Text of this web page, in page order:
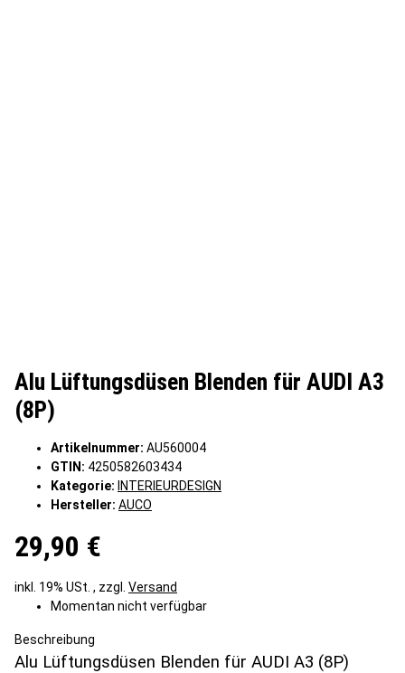
Alu Lüftungsdüsen Blenden für AUDI A3
(8P)
Artikelnummer: AU560004
GTIN: 4250582603434
Kategorie: INTERIEURDESIGN
Hersteller: AUCO
29,90 €
inkl. 19% USt. , zzgl. Versand
Momentan nicht verfügbar
Beschreibung
Alu Lüftungsdüsen Blenden für AUDI A3 (8P)